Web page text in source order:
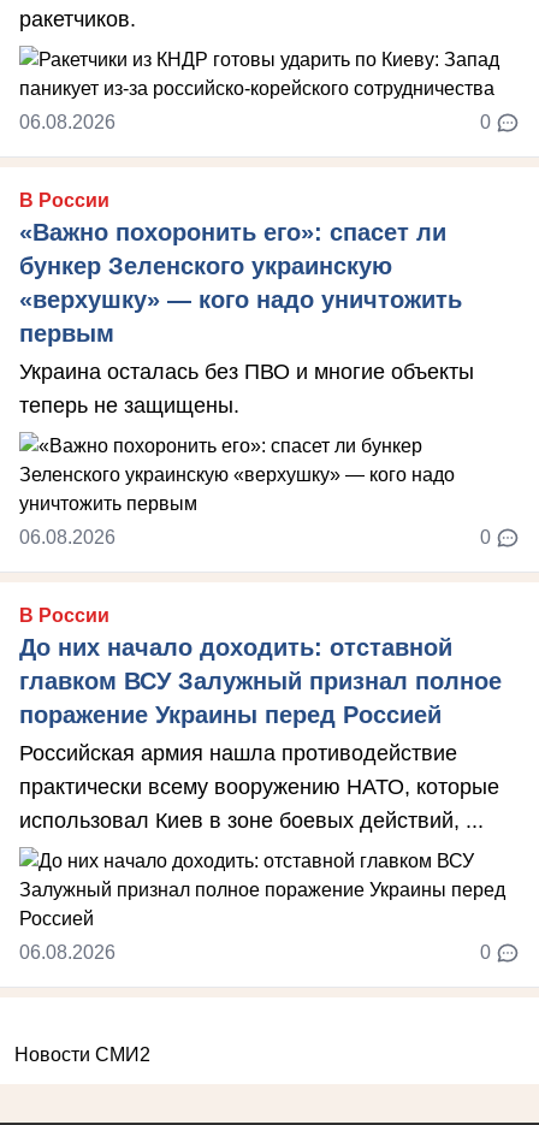
ракетчиков.
06.08.2026 0
В России
«Важно похоронить его»: спасет ли
бункер Зеленского украинскую
«верхушку» — кого надо уничтожить
первым
Украина осталась без ПВО и многие объекты
теперь не защищены.
06.08.2026 0
В России
До них начало доходить: отставной
главком ВСУ Залужный признал полное
поражение Украины перед Россией
Российская армия нашла противодействие
практически всему вооружению НАТО, которые
использовал Киев в зоне боевых действий, ...
06.08.2026 0
Новости СМИ2